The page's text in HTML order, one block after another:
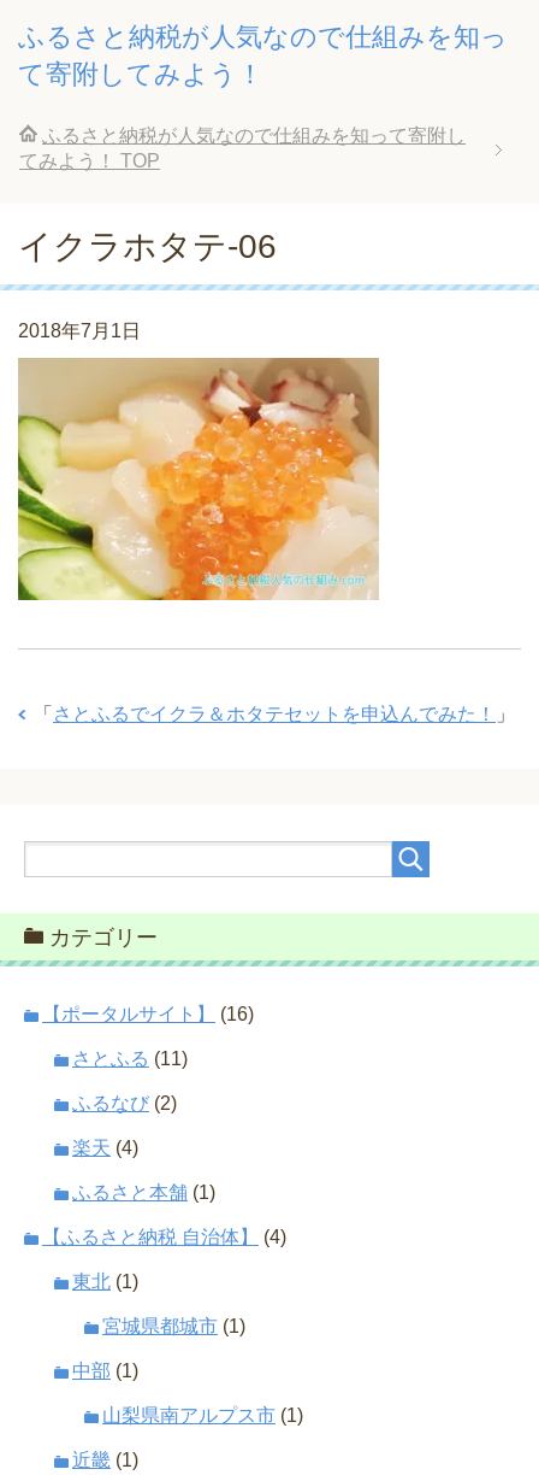
ふるさと納税が人気なので仕組みを知っ
て寄附してみよう！
ふるさと納税が人気なので仕組みを知って寄附し
てみよう！
TOP
イクラホタテ-06
2018年7月1日
「 さとふるでイクラ＆ホタテセットを申込んでみた！ 」
カテゴリー
【ポータルサイト】 (16)
さとふる (11)
ふるなび (2)
楽天 (4)
ふるさと本舗 (1)
【ふるさと納税 自治体】 (4)
東北 (1)
宮城県都城市 (1)
中部 (1)
山梨県南アルプス市 (1)
近畿 (1)